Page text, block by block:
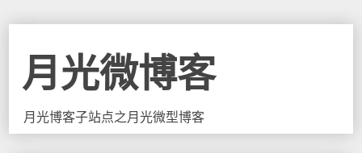
月光微博客
月光博客子站点之月光微型博客